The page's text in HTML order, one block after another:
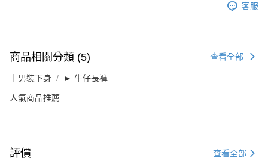
客服
商品相關分類 (5) 查看全部
｜男裝下身 ► 牛仔長褲
人氣商品推薦
評價 查看全部